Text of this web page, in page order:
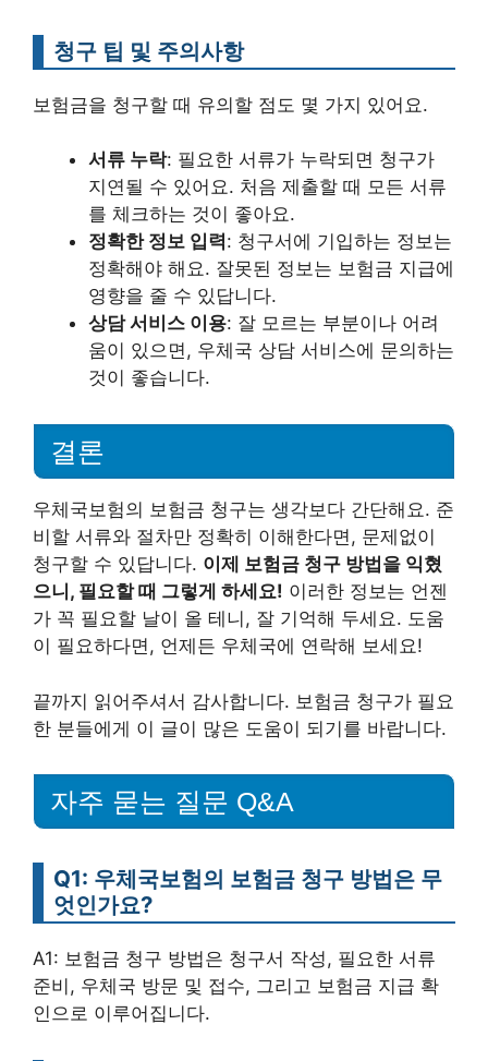
청구 팁 및 주의사항
보험금을 청구할 때 유의할 점도 몇 가지 있어요.
서류 누락: 필요한 서류가 누락되면 청구가
지연될 수 있어요. 처음 제출할 때 모든 서류
를 체크하는 것이 좋아요.
정확한 정보 입력: 청구서에 기입하는 정보는
정확해야 해요. 잘못된 정보는 보험금 지급에
영향을 줄 수 있답니다.
상담 서비스 이용: 잘 모르는 부분이나 어려
움이 있으면, 우체국 상담 서비스에 문의하는
것이 좋습니다.
결론
우체국보험의 보험금 청구는 생각보다 간단해요. 준
비할 서류와 절차만 정확히 이해한다면, 문제없이
청구할 수 있답니다. 이제 보험금 청구 방법을 익혔
으니, 필요할 때 그렇게 하세요! 이러한 정보는 언젠
가 꼭 필요할 날이 올 테니, 잘 기억해 두세요. 도움
이 필요하다면, 언제든 우체국에 연락해 보세요!
끝까지 읽어주셔서 감사합니다. 보험금 청구가 필요
한 분들에게 이 글이 많은 도움이 되기를 바랍니다.
자주 묻는 질문 Q&A
Q1: 우체국보험의 보험금 청구 방법은 무
엇인가요?
A1: 보험금 청구 방법은 청구서 작성, 필요한 서류
준비, 우체국 방문 및 접수, 그리고 보험금 지급 확
인으로 이루어집니다.